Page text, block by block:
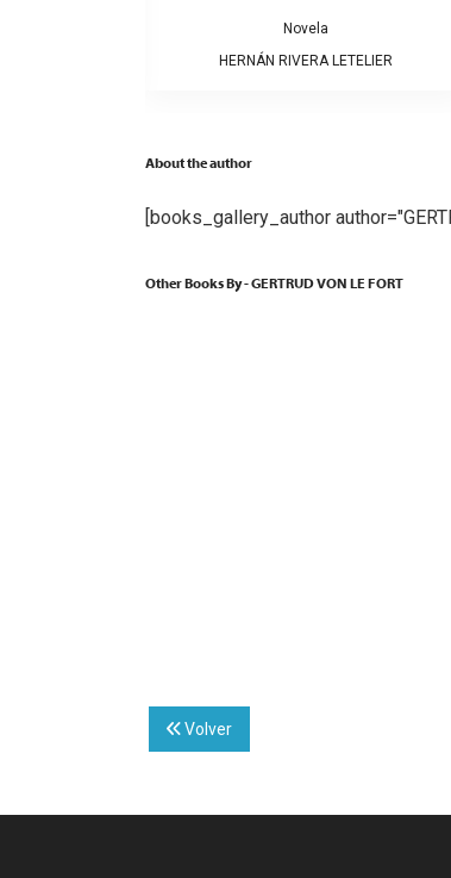
Novela
HERNÁN RIVERA LETELIER
About the author
[books_gallery_author
Other Books By - GERTRUD VON LE FORT
Volver